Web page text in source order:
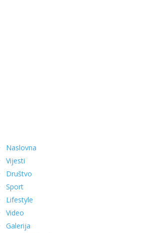
Naslovna
Vijesti
Društvo
Sport
Lifestyle
Video
Galerija